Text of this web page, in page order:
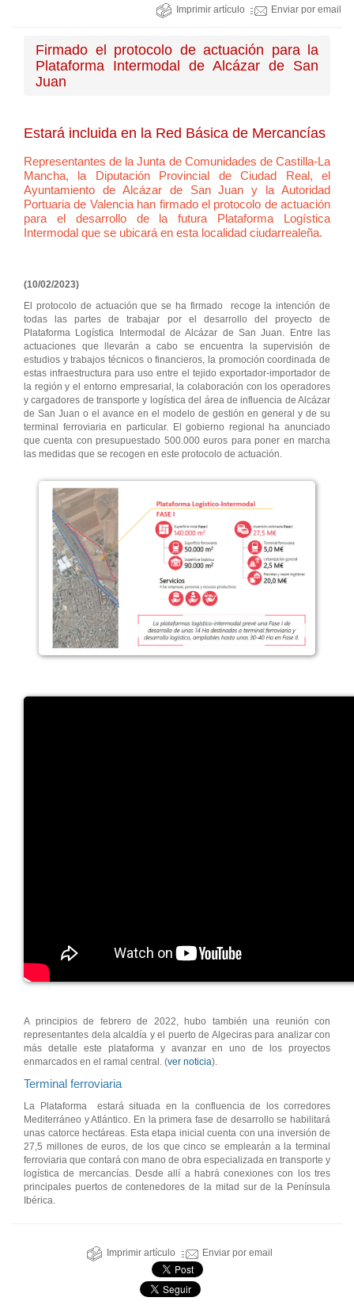
Imprimir artículo Enviar por email
Firmado el protocolo de actuación para la
Plataforma Intermodal de Alcázar de San
Juan
Estará incluida en la Red Básica de Mercancías
Representantes de la Junta de Comunidades de Castilla-La
Mancha, la Diputación Provincial de Ciudad Real, el
Ayuntamiento de Alcázar de San Juan y la Autoridad
Portuaria de Valencia han firmado el protocolo de actuación
para el desarrollo de la futura Plataforma Logística
Intermodal que se ubicará en esta localidad ciudarrealeña.
(10/02/2023)
El protocolo de actuación que se ha firmado recoge la intención de
todas las partes de trabajar por el desarrollo del proyecto de
Plataforma Logística Intermodal de Alcázar de San Juan. Entre las
actuaciones que llevarán a cabo se encuentra la supervisión de
estudios y trabajos técnicos o financieros, la promoción coordinada de
estas infraestructura para uso entre el tejido exportador-importador de
la región y el entorno empresarial, la colaboración con los operadores
y cargadores de transporte y logística del área de influencia de Alcázar
de San Juan o el avance en el modelo de gestión en general y de su
terminal ferroviaria en particular. El gobierno regional ha anunciado
que cuenta con presupuestado 500.000 euros para poner en marcha
las medidas que se recogen en este protocolo de actuación.
A principios de febrero de 2022, hubo también una reunión con
representantes dela alcaldía y el puerto de Algeciras para analizar con
más detalle este plataforma y avanzar en uno de los proyectos
enmarcados en el ramal central. (ver noticia).
Terminal ferroviaria
La Plataforma estará situada en la confluencia de los corredores
Mediterráneo y Atlántico. En la primera fase de desarrollo se habilitará
unas catorce hectáreas. Esta etapa inicial cuenta con una inversión de
27,5 millones de euros, de los que cinco se emplearán a la terminal
ferroviaria que contará con mano de obra especializada en transporte y
logística de mercancías. Desde allí a habrá conexiones con los tres
principales puertos de contenedores de la mitad sur de la Península
Ibérica.
Imprimir artículo Enviar por email